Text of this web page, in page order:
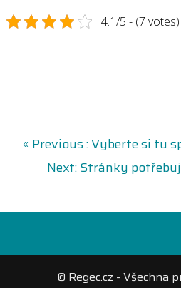
4.1/5 - (7 votes)
N
v
i
« Previous :P
r
e
i
s
p
Vyberte si tu
Next:N
e
t
Stránky
© Regec.cz - Všechna